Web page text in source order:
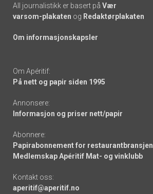
All journalistikk er basert på Vær
varsom-plakaten og Redaktørplakaten
Om informasjonskapsler
Om Apéritif:
På nett og papir siden 1995
Annonsere:
Informasjon og priser nett/papir
Abonnere:
Papirabonnement for restaurantbransjen
Medlemskap Apéritif Mat- og vinklubb
Kontakt oss:
aperitif@aperitif.no